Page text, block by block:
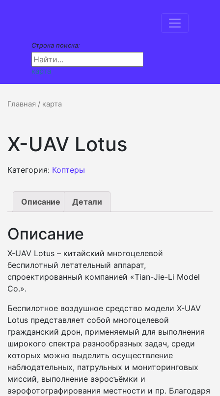
Строка поиска:
карта
Главная / карта
X-UAV Lotus
Категория: Коптеры
Описание Детали
Описание
X-UAV Lotus – китайский многоцелевой
беспилотный летательный аппарат,
спроектированный компанией «Tian-Jie-Li Model
Co.».
Беспилотное воздушное средство модели X-UAV
Lotus представляет собой многоцелевой
гражданский дрон, применяемый для выполнения
широкого спектра разнообразных задач, среди
которых можно выделить осуществление
наблюдательных, патрульных и мониторинговых
миссий, выполнение аэросъёмки и
аэрофотографирования местности и пр. Благодаря